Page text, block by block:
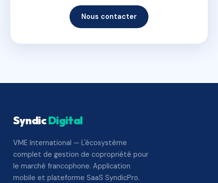
Nous contacter
SyndicDigital
VME International — L'écosystème
complet de gestion de copropriété pour
le marché francophone. Application
mobile et plateforme SaaS SyndicPro.